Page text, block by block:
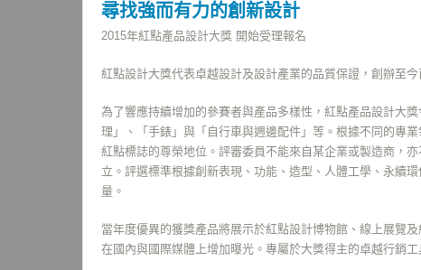
尋找強而有力的創新設計
2015年紅點產品設計大獎 開始受理報名
紅點設計大獎代表卓越設計及設計產業的品質保證，創辦至
為了響應持續增加的參賽者與產品多樣性，紅點產品設計大
理」、「手錶」與「自行車與週邊配件」等。根據不同的專
紅點標誌的尊榮地位。評審委員不能來自某企業或製造商，
立。評選標準根據創新表現、功能、造型、人體工學、永續
量。
當年度優異的獲獎產品將展示於紅點設計博物館、線上展覽
在國內與國際媒體上增加曝光。專屬於大獎得主的卓越行銷